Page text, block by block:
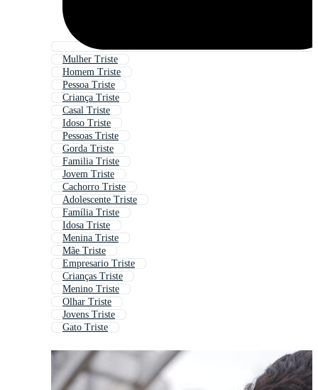
Mulher Triste
Homem Triste
Pessoa Triste
Criança Triste
Casal Triste
Idoso Triste
Pessoas Triste
Gorda Triste
Familia Triste
Jovem Triste
Cachorro Triste
Adolescente Triste
Família Triste
Idosa Triste
Menina Triste
Mãe Triste
Empresario Triste
Crianças Triste
Menino Triste
Olhar Triste
Jovens Triste
Gato Triste